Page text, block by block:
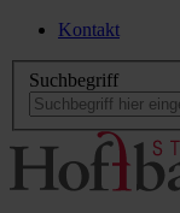
Kontakt
Suchbegriff